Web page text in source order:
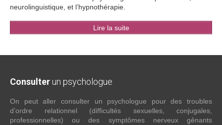
neurolinguistique, et l’hypnothérapie.
Lire la suite
Consulter un psychologue
On peut aller consulter un psychologue pour des troubles
d’ordre relationnel (difficultés sexuelles, conjugales,
professionnelles) ou des symptômes nerveux gênants